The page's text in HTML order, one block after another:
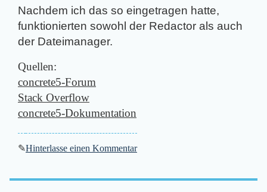
Nachdem ich das so eingetragen hatte,
funktionierten sowohl der Redactor als auch
der Dateimanager.
Quellen:
concrete5-Forum
Stack Overflow
concrete5-Dokumentation
✎Hinterlasse einen Kommentar